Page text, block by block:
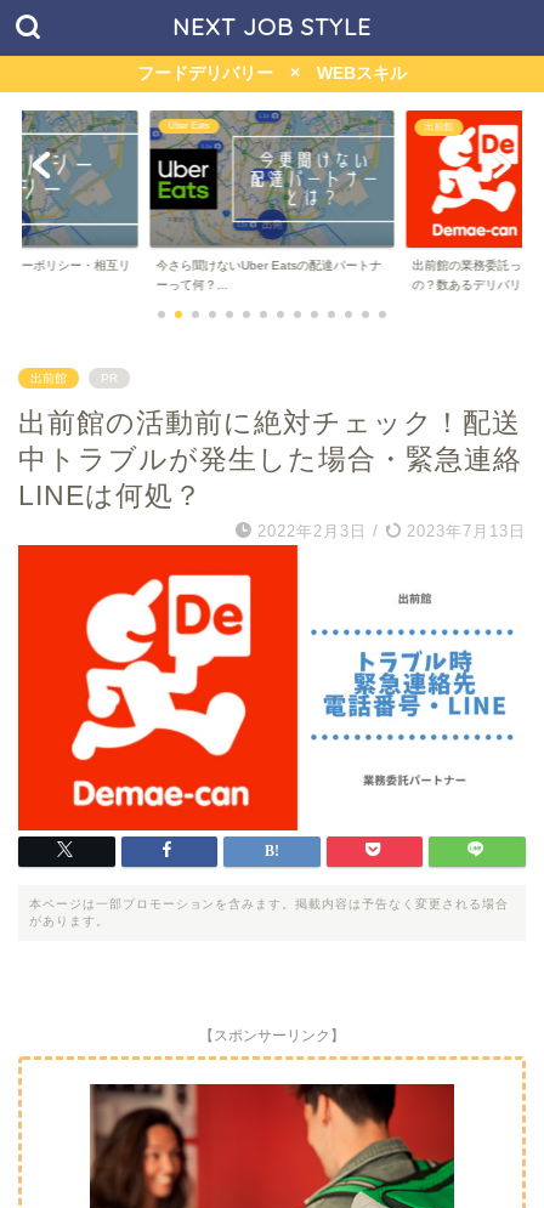
NEXT JOB STYLE
フードデリバリー × WEBスキル
Eatsの配達パートナ
出前館
出前館の業務委託って儲かるの？稼げる
の？数あるデリバリー...
menu
マッハバイト経由の
ハボーナスって何...
出前館 PR
出前館の活動前に絶対チェック！配送
中トラブルが発生した場合・緊急連絡
LINEは何処？
2022年2月3日 / 2023年7月13日
本ページは一部プロモーションを含みます。掲載内容は予告なく変更される場合
があります。
【スポンサーリンク】